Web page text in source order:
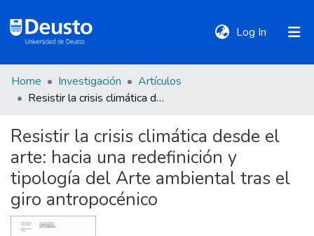
Log In (current)
DeustoTeka
Communities
&
Collections
All of DSpace
Home Investigación
Artículos
Resistir la crisis climática desde el arte: hacia una redefinición y tipología del Arte ambiental tras el giro antropocénico
Resistir la crisis climática desde el
arte: hacia una redefinición y
tipología del Arte ambiental tras el
giro antropocénico